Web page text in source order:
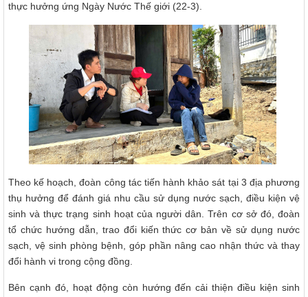
thực hưởng ứng Ngày Nước Thế giới (22-3).
Theo kế hoạch, đoàn công tác tiến hành khảo sát tại 3 địa phương
thụ hưởng để đánh giá nhu cầu sử dụng nước sạch, điều kiện vệ
sinh và thực trạng sinh hoạt của người dân. Trên cơ sở đó, đoàn
tổ chức hướng dẫn, trao đổi kiến thức cơ bản về sử dụng nước
sạch, vệ sinh phòng bệnh, góp phần nâng cao nhận thức và thay
đổi hành vi trong cộng đồng.
Bên cạnh đó, hoạt động còn hướng đến cải thiện điều kiện sinh